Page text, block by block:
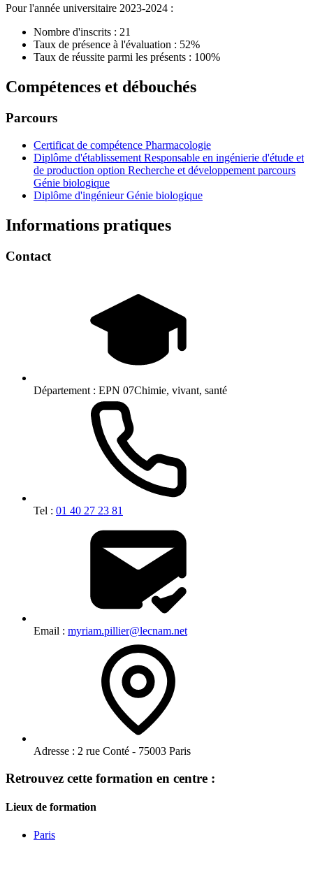
Pour l'année universitaire 2023-2024 :
Nombre d'inscrits : 21
Taux de présence à l'évaluation : 52%
Taux de réussite parmi les présents : 100%
Compétences et débouchés
Parcours
Certificat de compétence Pharmacologie
Diplôme d'établissement Responsable en ingénierie d'étude et
de production option Recherche et développement parcours
Génie biologique
Diplôme d'ingénieur Génie biologique
Informations pratiques
Contact
Département : EPN 07Chimie, vivant, santé
Tel : 01 40 27 23 81
Email : myriam.pillier@lecnam.net
Adresse : 2 rue Conté - 75003 Paris
Retrouvez cette formation en centre :
Lieux de formation
Paris